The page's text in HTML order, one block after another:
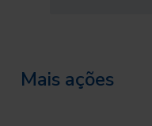
Mais ações